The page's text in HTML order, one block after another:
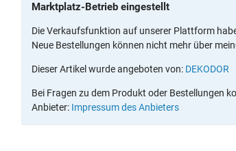
Marktplatz-Betrieb eingestellt
Die Verkaufsfunktion auf unserer Plattform
Neue Bestellungen können nicht mehr über
Dieser Artikel wurde angeboten von: DEKODOR
Bei Fragen zu dem Produkt oder Bestellungen
Anbieter: Impressum des Anbieters